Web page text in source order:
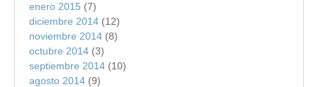
enero 2015 (7)
diciembre 2014 (12)
noviembre 2014 (8)
octubre 2014 (3)
septiembre 2014 (10)
agosto 2014 (9)